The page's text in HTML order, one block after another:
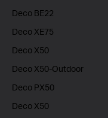
Deco BE22
Deco XE75
Deco X50
Deco X50-Outdoor
Deco PX50
Deco X50